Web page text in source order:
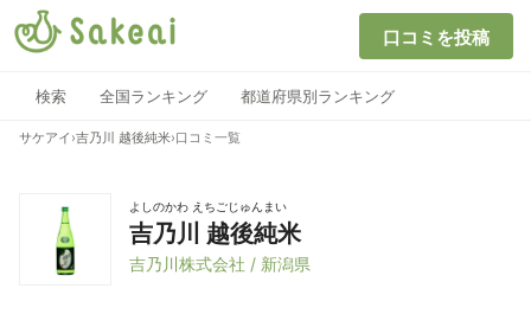
口コミを投稿
検索 全国ランキング 都道府県別ランキング
サケアイ ›吉乃川 越後純米›口コミ一覧
よしのかわ えちごじゅんまい
吉乃川 越後純米
吉乃川株式会社 / 新潟県